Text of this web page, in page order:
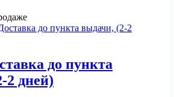
до пункта
2 дней)